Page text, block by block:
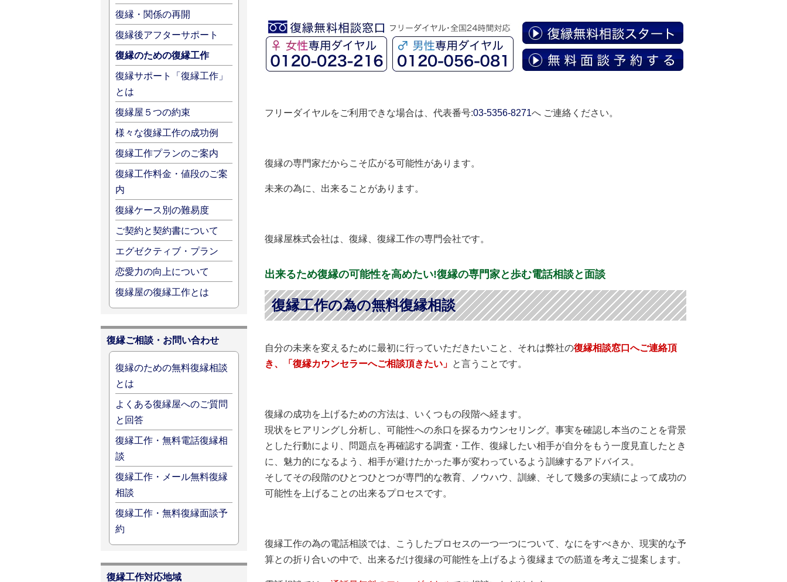
フリーダイヤルをご利用できな場合は、代表番号:03-5356-8271へ ご連絡ください。
復縁の専門家だからこそ広がる可能性があります。
未来の為に、出来ることがあります。
復縁屋株式会社は、復縁、復縁工作の専門会社です。
出来るため復縁の可能性を高めたい!復縁の専門家と歩む電話相談と面談
復縁工作の為の無料復縁相談
自分の未来を変えるために最初に行っていただきたいこと、それは弊社の復縁相談窓口へご連絡頂
き、「復縁カウンセラーへご相談頂きたい」 と言うことです。
復縁の成功を上げるための方法は、いくつもの段階へ経ます。
現状をヒアリングし分析し、可能性への糸口を探るカウンセリング。事実を確認し本当のことを背景
とした行動により、問題点を再確認する調査・工作、復縁したい相手が自分をもう一度見直したとき
に、魅力的になるよう、相手が避けたかった事が変わっているよう訓練するアドバイス。
そしてその段階のひとつひとつが専門的な教育、ノウハウ、訓練、そして幾多の実績によって成功の
可能性を上げることの出来るプロセスです。
復縁工作の為の電話相談では、こうしたプロセスの一つ一つについて、なにをすべきか、現実的な予
算との折り合いの中で、出来るだけ復縁の可能性を上げるよう復縁までの筋道を考えご提案します。
復縁・関係の再開
復縁後アフターサポート
復縁のための復縁工作
復縁サポート「復縁工作」
とは
復縁屋５つの約束
様々な復縁工作の成功例
復縁工作プランのご案内
復縁工作料金・値段のご案
内
復縁ケース別の難易度
ご契約と契約書について
エグゼクティブ・プラン
恋愛力の向上について
復縁屋の復縁工作とは
復縁ご相談・お問い合わせ
復縁のための無料復縁相談
とは
よくある復縁屋へのご質問
と回答
復縁工作・無料電話復縁相
談
復縁工作・メール無料復縁
相談
復縁工作・無料復縁面談予
約
復縁工作対応地域